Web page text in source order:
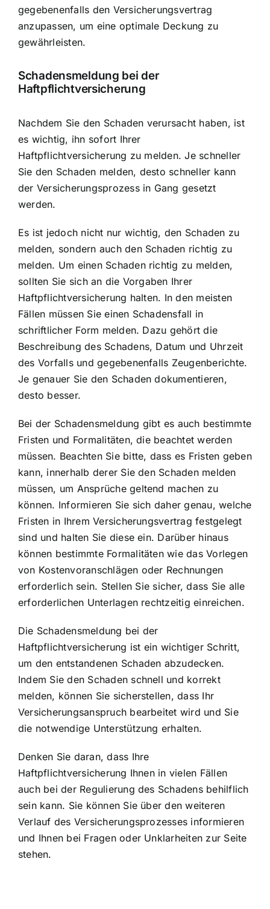
gegebenenfalls den Versicherungsvertrag
anzupassen, um eine optimale Deckung zu
gewährleisten.
Schadensmeldung bei der
Haftpflichtversicherung
Nachdem Sie den Schaden verursacht haben, ist
es wichtig, ihn sofort Ihrer
Haftpflichtversicherung zu melden. Je schneller
Sie den Schaden melden, desto schneller kann
der Versicherungsprozess in Gang gesetzt
werden.
Es ist jedoch nicht nur wichtig, den Schaden zu
melden, sondern auch den Schaden richtig zu
melden. Um einen Schaden richtig zu melden,
sollten Sie sich an die Vorgaben Ihrer
Haftpflichtversicherung halten. In den meisten
Fällen müssen Sie einen Schadensfall in
schriftlicher Form melden. Dazu gehört die
Beschreibung des Schadens, Datum und Uhrzeit
des Vorfalls und gegebenenfalls Zeugenberichte.
Je genauer Sie den Schaden dokumentieren,
desto besser.
Bei der Schadensmeldung gibt es auch bestimmte
Fristen und Formalitäten, die beachtet werden
müssen. Beachten Sie bitte, dass es Fristen geben
kann, innerhalb derer Sie den Schaden melden
müssen, um Ansprüche geltend machen zu
können. Informieren Sie sich daher genau, welche
Fristen in Ihrem Versicherungsvertrag festgelegt
sind und halten Sie diese ein. Darüber hinaus
können bestimmte Formalitäten wie das Vorlegen
von Kostenvoranschlägen oder Rechnungen
erforderlich sein. Stellen Sie sicher, dass Sie alle
erforderlichen Unterlagen rechtzeitig einreichen.
Die Schadensmeldung bei der
Haftpflichtversicherung ist ein wichtiger Schritt,
um den entstandenen Schaden abzudecken.
Indem Sie den Schaden schnell und korrekt
melden, können Sie sicherstellen, dass Ihr
Versicherungsanspruch bearbeitet wird und Sie
die notwendige Unterstützung erhalten.
Denken Sie daran, dass Ihre
Haftpflichtversicherung Ihnen in vielen Fällen
auch bei der Regulierung des Schadens behilflich
sein kann. Sie können Sie über den weiteren
Verlauf des Versicherungsprozesses informieren
und Ihnen bei Fragen oder Unklarheiten zur Seite
stehen.